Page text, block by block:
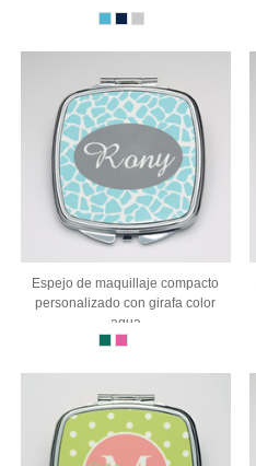
Espejo de maquillaje compacto
personalizado con girafa color
aqua